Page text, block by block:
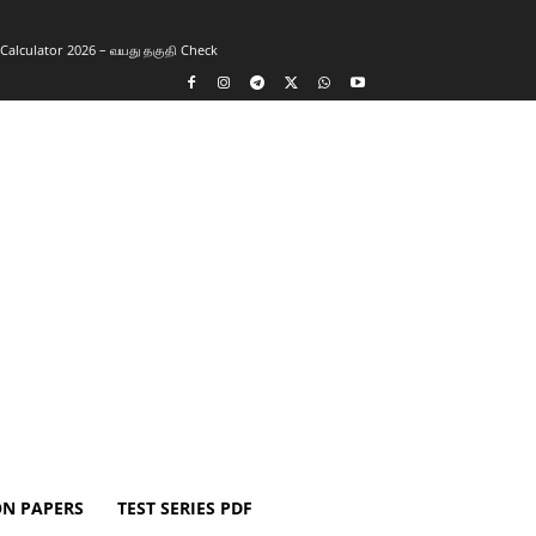
2026 – வயது தகுதி Check
PAPERS TEST SERIES PDF